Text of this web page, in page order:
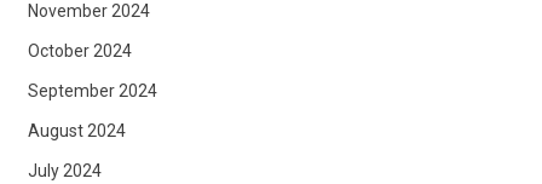
November 2024
October 2024
September 2024
August 2024
July 2024